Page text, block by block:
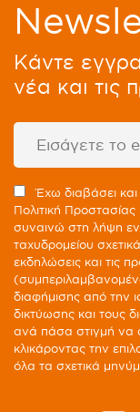
Kάντε
νέα και τις
Έχω διαβάσει
Πολιτική
συναινώ στη λήψη
ταχυδρομείου
εκδηλώσεις και τις
διαφήμισης από την
δικτύωσης και τους
ανά πάσα στιγμή να
κλικάροντας την
όλα τα σχετικά